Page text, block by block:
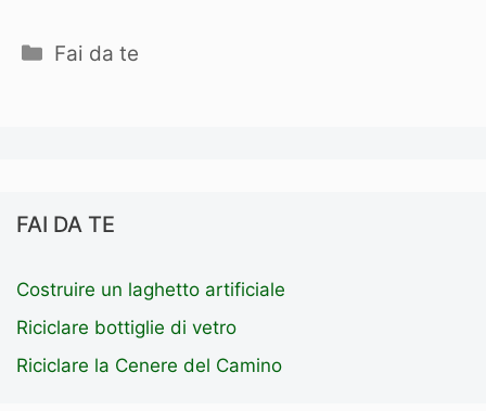
Categorie
Fai da te
FAI DA TE
Costruire un laghetto artificiale
Riciclare bottiglie di vetro
Riciclare la Cenere del Camino